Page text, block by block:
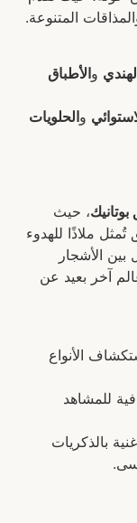
المتنوعة.
والأطباق
والحلويات
، حيث
ملاذًا للهدوء
الأشجار
آخر بعيد عن
الأنواع
للمشاهد
بالذكريات